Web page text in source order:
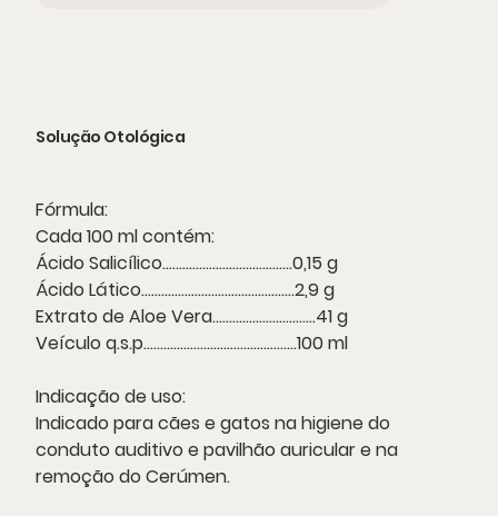
Solução Otológica
Fórmula:
Cada 100 ml contém:
Ácido Salicílico.......................................0,15 g
Ácido Lático..............................................2,9 g
Extrato de Aloe Vera...............................41 g
Veículo q.s.p..............................................100 ml
Indicação de uso:
Indicado para cães e gatos na higiene do
conduto auditivo e pavilhão auricular e na
remoção do Cerúmen.